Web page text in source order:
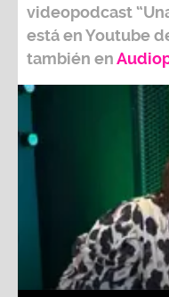
videopodcast
está en Youtube
también en